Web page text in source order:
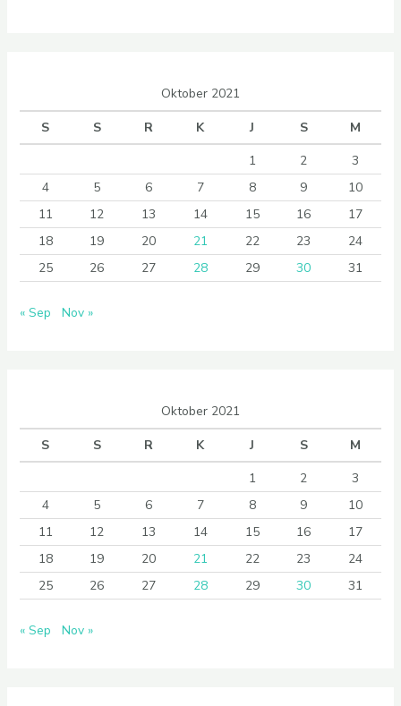
Oktober 2021
S
S R K J S
M
1
2
3
4
5 6 7 8 9
10
11
12 13 14 15 16
17
18
19 20 21 22 23
24
25
26 27 28 29 30 31
« Sep Nov »
Oktober 2021
S
S R K J S
M
1
2
3
4
5 6 7 8 9
10
11
12 13 14 15 16
17
18
19 20 21 22 23
24
25
26 27 28 29 30 31
« Sep Nov »